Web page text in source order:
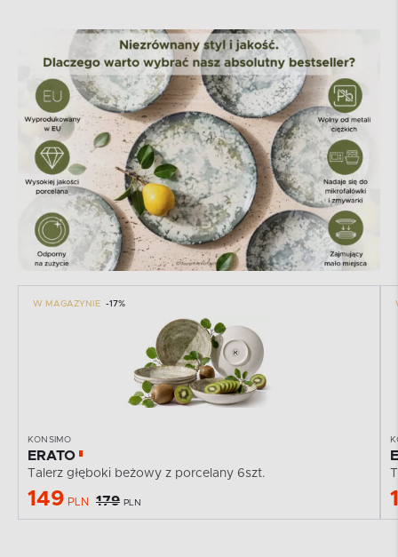
W MAGAZYNIE -17%
KONSIMO
ERATO
Talerz głęboki beżowy z porcelany 6szt.
149 PLN 179 PLN